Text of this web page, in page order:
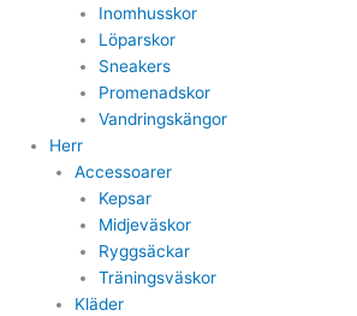
Inomhusskor
Löparskor
Sneakers
Promenadskor
Vandringskängor
Herr
Accessoarer
Kepsar
Midjeväskor
Ryggsäckar
Träningsväskor
Kläder